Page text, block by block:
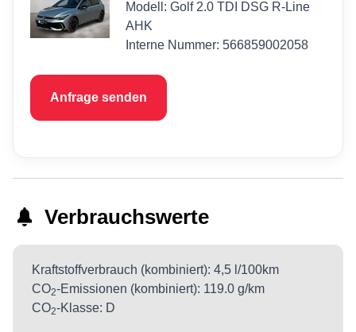
Modell: Golf 2.0 TDI DSG R-Line
AHK
Interne Nummer: 566859002058
Anfrage senden
Verbrauchswerte
Kraftstoffverbrauch (kombiniert): 4,5 l/100km
CO2-Emissionen (kombiniert): 119.0 g/km
CO2-Klasse: D